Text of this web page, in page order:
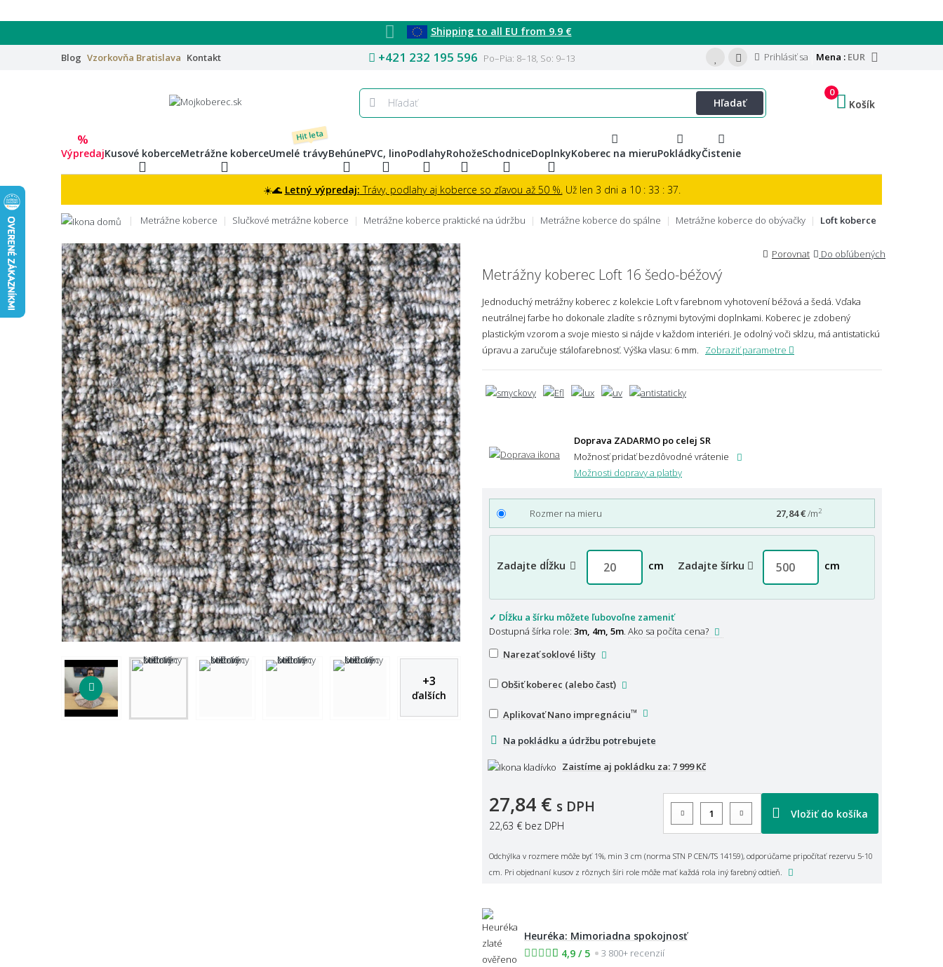
Shipping to all EU from 9.9 €
Blog Vzorkovňa Bratislava Kontakt +421 232 195 596 Po–Pia: 8–18, So: 9–13 Mena : EUR
Prihlásiť sa
Hľadať
0
Košík
%
VýpredajKusové koberceMetrážne koberce
Hit leta
Umelé trávyBehúnePVC, linoPodlahyRohožeSchodniceDoplnkyKoberec na mieruPokládkyČistenie
☀️🌊 Letný výpredaj: Trávy, podlahy aj koberce so zľavou až 50 %. Už len 3 dni a 10 : 33 : 36.
Metrážne koberce Slučkové metrážne koberce Metrážne koberce praktické na údržbu Metrážne koberce do spálne Metrážne koberce do obývačky Loft koberce
Porovnat Do obľúbených
+3
ďalších
Metrážny koberec Loft 16 šedo-béžový
Jednoduchý metrážny koberec z kolekcie Loft v farebnom vyhotovení béžová a šedá. Vďaka
neutrálnej farbe ho dokonale zladíte s rôznymi bytovými doplnkami. Koberec je zdobený
plastickým vzorom a svoje miesto si nájde v každom interiéri. Je odolný voči sklzu, má antistatickú
úpravu a zaručuje stálofarebnosť. Výška vlasu: 6 mm. Zobraziť parametre
Doprava ZADARMO po celej SR
Možnosť pridať bezdôvodné vrátenie
Možnosti dopravy a platby
Rozmer na mieru 27,84 €/m2
Zadajte dĺžku cm Zadajte šírku cm
✓ Dĺžku a šírku môžete ľubovoľne zameniť
Dostupná šírka role: 3m, 4m, 5m Ako sa počíta cena?
Narezať soklové lišty
Obšiť koberec (alebo časť)
Na pokládku a údržbu potrebujete
Aplikovať Nano impregnáciu™
Zaistíme aj pokládku za: 7 999 Kč
27,84 € s DPH
22,63 € bez DPH
Vložiť do košíka
Odchýlka v rozmere môže byť 1%, min 3 cm (norma STN P CEN/TS 14159), odporúčame pripočítať rezervu 5-10
cm. Pri objednaní kusov z rôznych šíri role môže mať každá rola iný farebný odtieň.
Heuréka: Mimoriadna spokojnosť
4,9 / 5
3 800+ recenzií